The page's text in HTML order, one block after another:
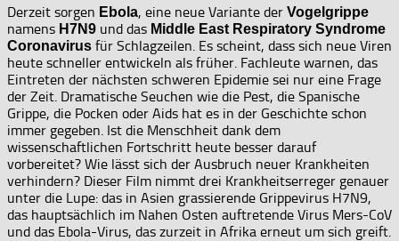
Derzeit sorgen Ebola, eine neue Variante der Vogelgrippe
namens H7N9 und das Middle East Respiratory Syndrome
Coronavirus für Schlagzeilen. Es scheint, dass sich neue Viren
heute schneller entwickeln als früher. Fachleute warnen, das
Eintreten der nächsten schweren Epidemie sei nur eine Frage
der Zeit. Dramatische Seuchen wie die Pest, die Spanische
Grippe, die Pocken oder Aids hat es in der Geschichte schon
immer gegeben. Ist die Menschheit dank dem
wissenschaftlichen Fortschritt heute besser darauf
vorbereitet? Wie lässt sich der Ausbruch neuer Krankheiten
verhindern? Dieser Film nimmt drei Krankheitserreger genauer
unter die Lupe: das in Asien grassierende Grippevirus H7N9,
das hauptsächlich im Nahen Osten auftretende Virus Mers-CoV
und das Ebola-Virus, das zurzeit in Afrika erneut um sich greift.